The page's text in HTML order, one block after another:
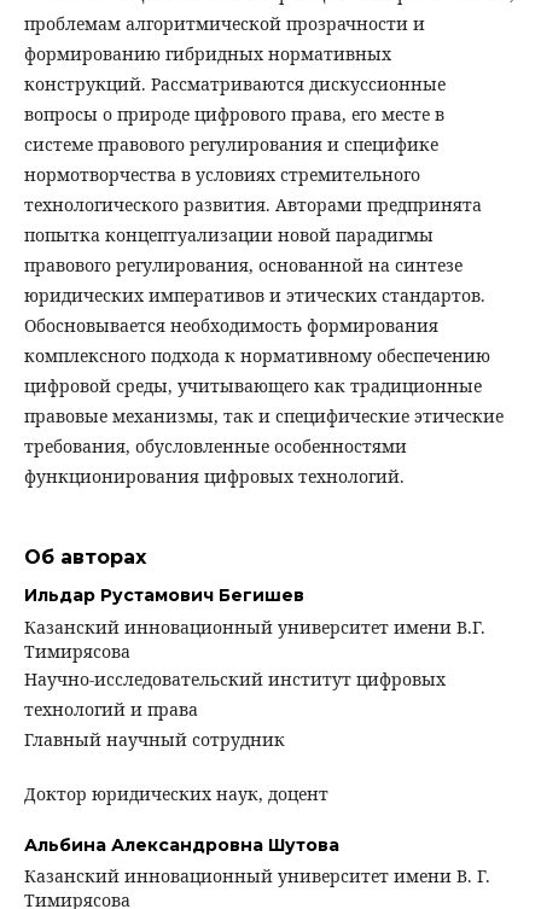
проблемам алгоритмической прозрачности и
формированию гибридных нормативных
конструкций. Рассматриваются дискуссионные
вопросы о природе цифрового права, его месте в
системе правового регулирования и специфике
нормотворчества в условиях стремительного
технологического развития. Авторами предпринята
попытка концептуализации новой парадигмы
правового регулирования, основанной на синтезе
юридических императивов и этических стандартов.
Обосновывается необходимость формирования
комплексного подхода к нормативному обеспечению
цифровой среды, учитывающего как традиционные
правовые механизмы, так и специфические этические
требования, обусловленные особенностями
функционирования цифровых технологий.
Об авторах
Ильдар Рустамович Бегишев
Казанский инновационный университет имени В.Г.
Тимирясова
Научно-исследовательский институт цифровых
технологий и права
Главный научный сотрудник
Доктор юридических наук, доцент
Альбина Александровна Шутова
Казанский инновационный университет имени В. Г.
Тимирясова